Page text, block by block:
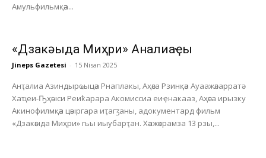
Амульфильмқәа...
«Дзакәыда Миҳри» Анҭалиаҿы
Jineps Gazetesi - 15 Nisan 2025
Анҭалиа Азиндырҩыцәа Рнаплакы, Аҳәса Рзинқәа Ауаажәларратә
Хаҵеи-Ҧҳәыси Реиҟарара Акомиссиа еиҿнакааз, Аҳәса ирызку
Акинофилмқәа цәыргара иҭагӡаны, адокументард фильм
«Дзакәыда Миҳри» гьы иыубарҭан. Хәажәкрамза 13 рзы,...